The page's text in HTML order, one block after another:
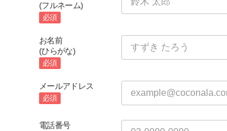
(フルネーム)
必須
お名前
(ひらがな)
必須
メールアドレス
必須
電話番号